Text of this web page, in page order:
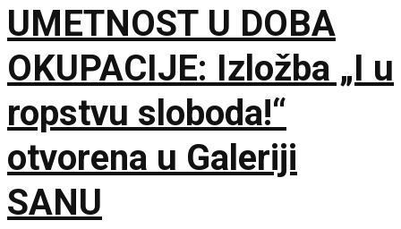
UMETNOST U DOBA
OKUPACIJE: Izložba „I u
ropstvu sloboda!“
otvorena u Galeriji
SANU